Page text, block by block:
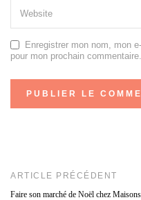
Enregistrer mon nom, mon
pour mon prochain commentaire.
ARTICLE PRÉCÉDENT
Faire son marché de Noël chez Maisons